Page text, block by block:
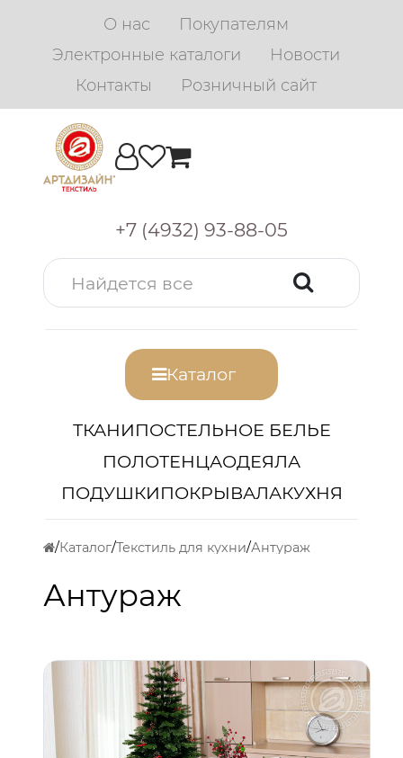
О нас
Покупателям
Электронные каталоги
Новости
Контакты
Розничный сайт
+7 (4932) 93-88-05
Каталог
ТКАНИПОСТЕЛЬНОЕ БЕЛЬЕ
ПОЛОТЕНЦАОДЕЯЛА
ПОДУШКИПОКРЫВАЛАКУХНЯ
Каталог Текстиль для кухни Антураж
Антураж